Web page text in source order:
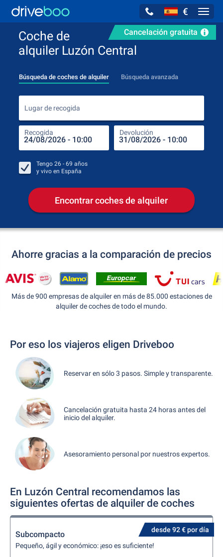
€
Cancelación gratuita
Coche de
alquiler Luzón Central
Búsqueda de coches de alquiler Búsqueda avanzada
Lugar de recogida
Recogida Devolución
Tengo 26 - 69 años
y vivo en España
Encontrar coches de alquiler
Ahorre gracias a la comparación de precios
Más de 900 empresas de alquiler en más de 85.000 estaciones de
alquiler de coches de todo el mundo.
Por eso los viajeros eligen Driveboo
Reservar en sólo 3 pasos. Simple y transparente.
Cancelación gratuita hasta 24 horas antes del
inicio del alquiler.
Asesoramiento personal por nuestros expertos.
En Luzón Central recomendamos las
siguientes ofertas de alquiler de coches
desde 92 € por día
Subcompacto
Pequeño, ágil y económico: ¡eso es suficiente!